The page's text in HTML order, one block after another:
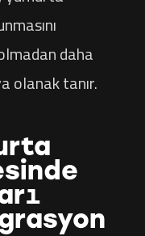
daha
olanak tanır.